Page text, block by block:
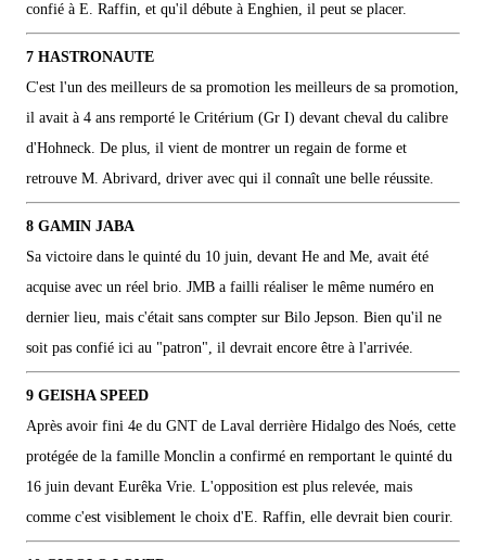
confié à E. Raffin, et qu'il débute à Enghien, il peut se placer.
7 HASTRONAUTE
C'est l'un des meilleurs de sa promotion les meilleurs de sa promotion,
il avait à 4 ans remporté le Critérium (Gr I) devant cheval du calibre
d'Hohneck. De plus, il vient de montrer un regain de forme et
retrouve M. Abrivard, driver avec qui il connaît une belle réussite.
8 GAMIN JABA
Sa victoire dans le quinté du 10 juin, devant He and Me, avait été
acquise avec un réel brio. JMB a failli réaliser le même numéro en
dernier lieu, mais c'était sans compter sur Bilo Jepson. Bien qu'il ne
soit pas confié ici au "patron", il devrait encore être à l'arrivée.
9 GEISHA SPEED
Après avoir fini 4e du GNT de Laval derrière Hidalgo des Noés, cette
protégée de la famille Monclin a confirmé en remportant le quinté du
16 juin devant Eurêka Vrie. L'opposition est plus relevée, mais
comme c'est visiblement le choix d'E. Raffin, elle devrait bien courir.